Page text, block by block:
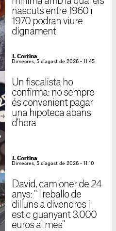
nascuts entre 1960 i
1970 podran viure
dignament
J. Cortina
Dimecres, 5 d'agost de 2026 - 11:45
Un fiscalista ho
confirma: no sempre
és convenient pagar
una hipoteca abans
d'hora
J. Cortina
Dimecres, 5 d'agost de 2026 - 11:10
David, camioner de 24
anys: "Treballo de
dilluns a divendres i
estic guanyant 3.000
euros al mes"